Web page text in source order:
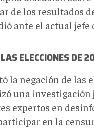
de los resultados
ante el actual jefe
ELECCIONES DE
la negación de las
una
expertos en
en la